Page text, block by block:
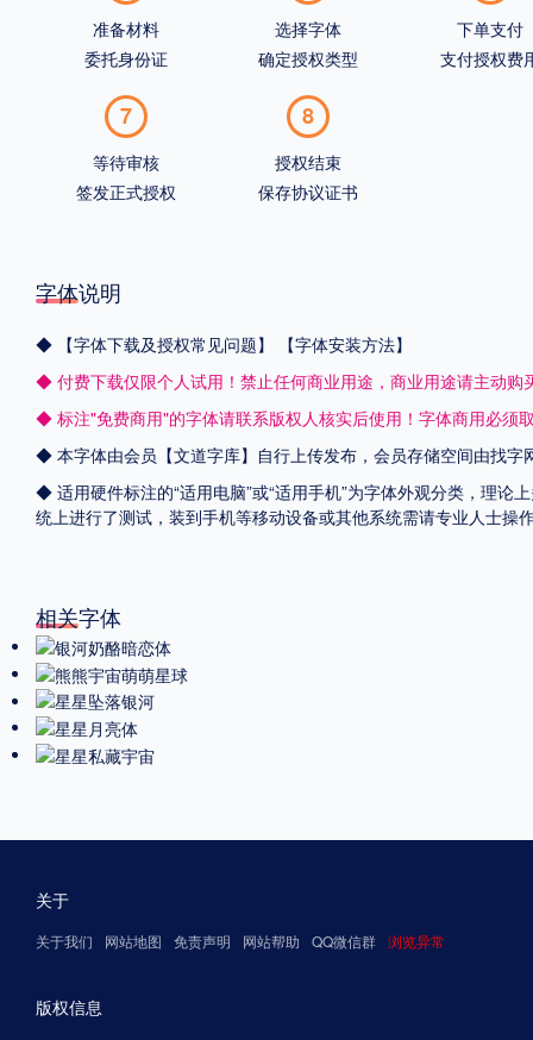
准备材料
委托身份证
选择字体
确定授权类型
下单支付
支付授权费
7
等待审核
签发正式授权
8
授权结束
保存协议证书
字体说明
◆ 【字体下载及授权常见问题】
【字体安装方法】
◆ 付费下载仅限个人试用！禁止任何商业用途，商业用途请主动购
◆ 标注"免费商用"的字体请联系版权人核实后使用！字体商用必须
◆ 本字体由会员【文道字库】自行上传发布，会员存储空间由找
◆ 适用硬件标注的“适用电脑”或“适用手机”为字体外观分类，理论
统上进行了测试，装到手机等移动设备或其他系统需请专业人士
相关字体
关于
关于我们 网站地图 免责声明 网站帮助 QQ微信群 浏览异常
版权信息